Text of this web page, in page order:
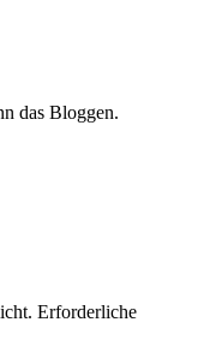
das Bloggen.
Erforderliche